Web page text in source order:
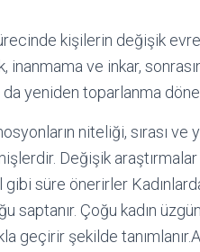
kişilerin değişik
ve inkar,
yeniden toparlanma
niteliği, sırası ve
Değişik
süre önerirler
Çoğu kadın
geçirir şekilde